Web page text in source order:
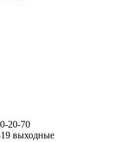
20-70
выходные